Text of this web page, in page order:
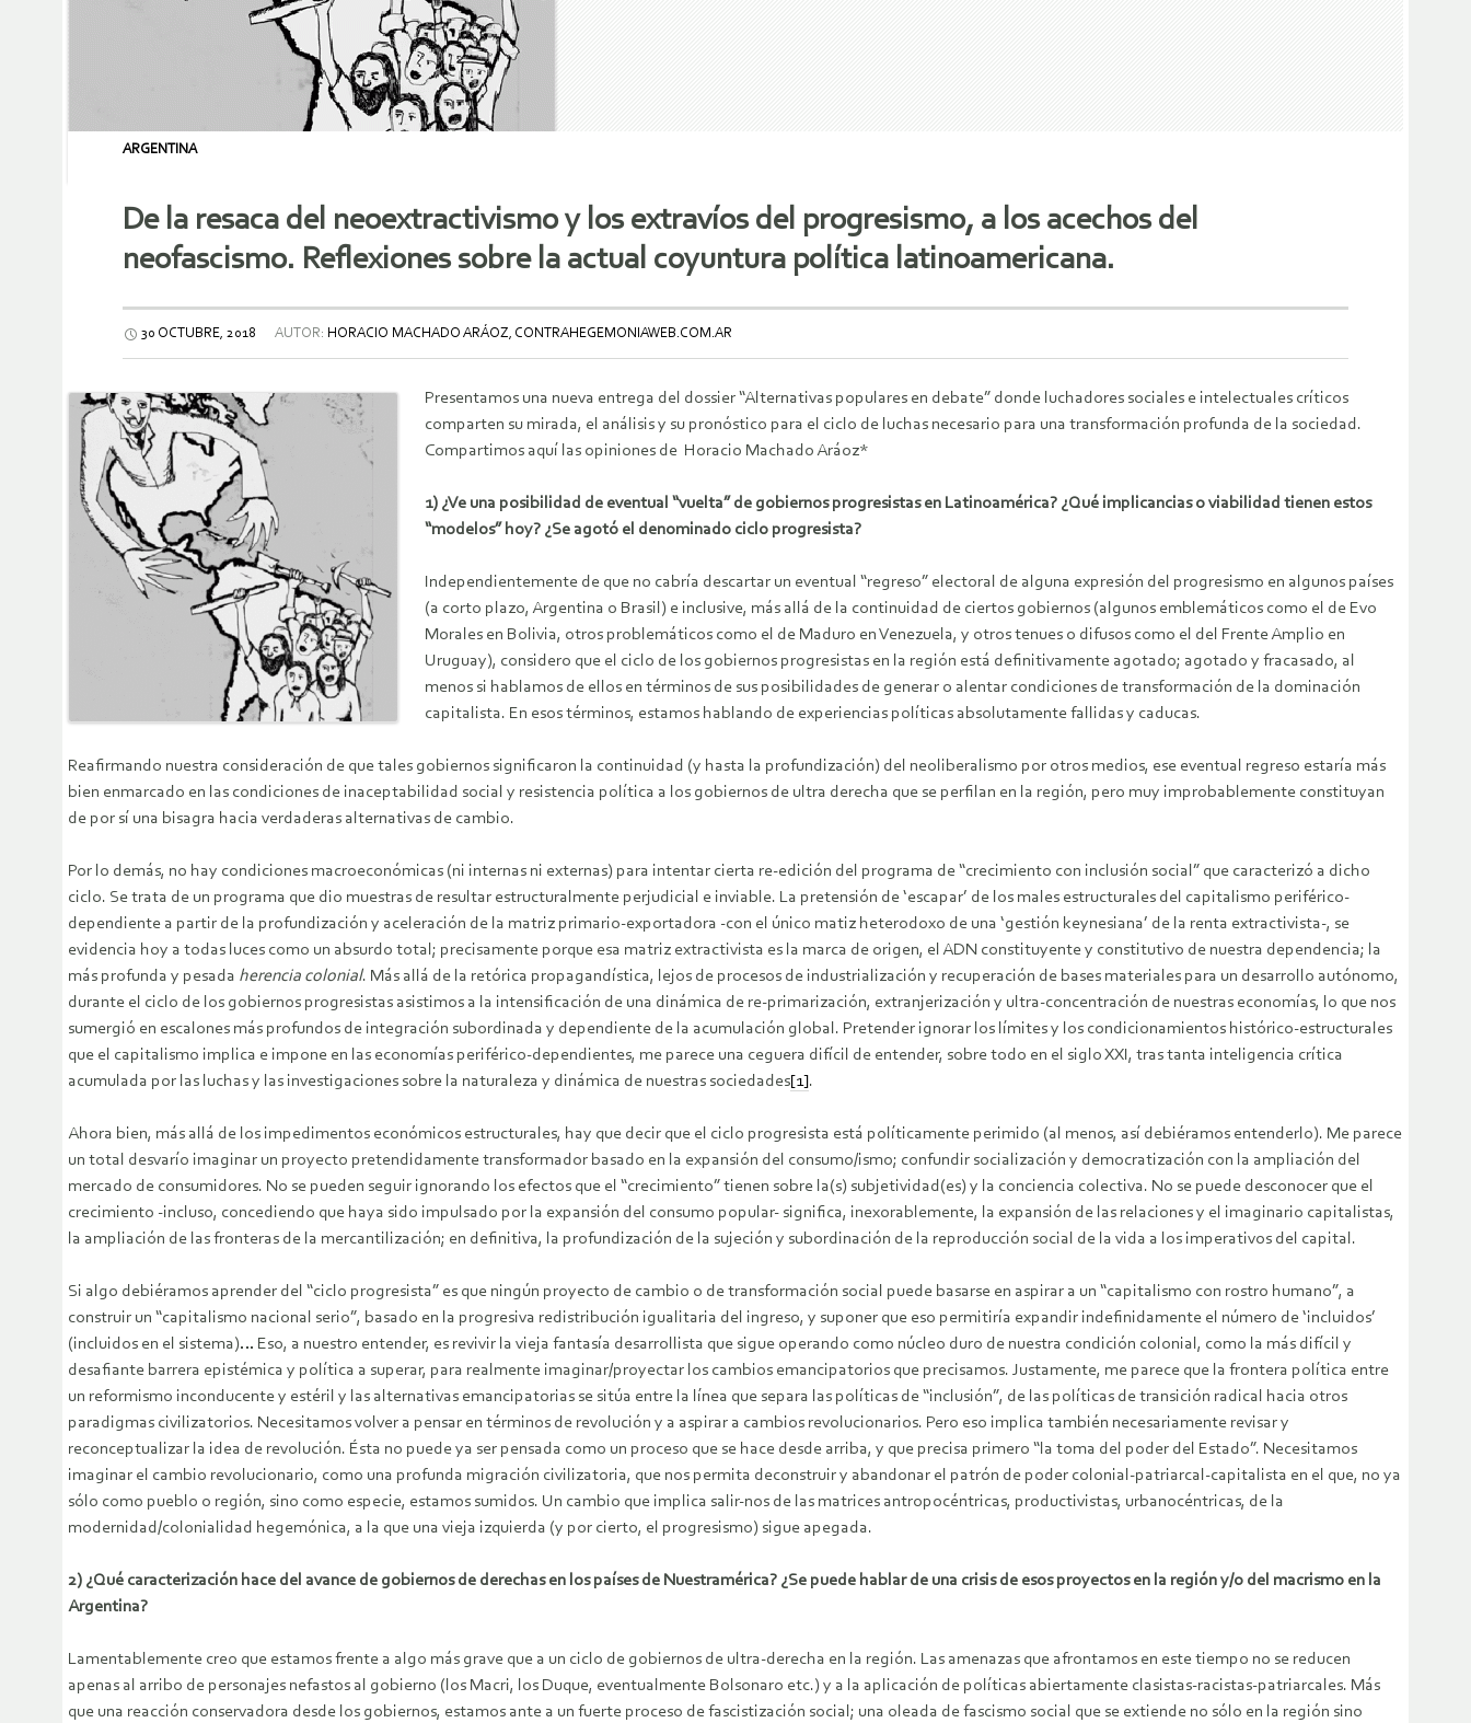
ARGENTINA
De la resaca del neoextractivismo y los extravíos del progresismo, a los acechos del
neofascismo. Reflexiones sobre la actual coyuntura política latinoamericana.
30 OCTUBRE, 2018 AUTOR: HORACIO MACHADO ARÁOZ, CONTRAHEGEMONIAWEB.COM.AR
Presentamos una nueva entrega del dossier “Alternativas populares en debate” donde luchadores sociales e intelectuales críticos
comparten su mirada, el análisis y su pronóstico para el ciclo de luchas necesario para una transformación profunda de la sociedad.
Compartimos aquí las opiniones de Horacio Machado Aráoz*
1) ¿Ve una posibilidad de eventual “vuelta” de gobiernos progresistas en Latinoamérica? ¿Qué implicancias o viabilidad tienen estos
“modelos” hoy? ¿Se agotó el denominado ciclo progresista?
Independientemente de que no cabría descartar un eventual “regreso” electoral de alguna expresión del progresismo en algunos países
(a corto plazo, Argentina o Brasil) e inclusive, más allá de la continuidad de ciertos gobiernos (algunos emblemáticos como el de Evo
Morales en Bolivia, otros problemáticos como el de Maduro en Venezuela, y otros tenues o difusos como el del Frente Amplio en
Uruguay), considero que el ciclo de los gobiernos progresistas en la región está definitivamente agotado; agotado y fracasado, al
menos si hablamos de ellos en términos de sus posibilidades de generar o alentar condiciones de transformación de la dominación
capitalista. En esos términos, estamos hablando de experiencias políticas absolutamente fallidas y caducas.
Reafirmando nuestra consideración de que tales gobiernos significaron la continuidad (y hasta la profundización) del neoliberalismo por otros medios, ese eventual regreso estaría más
bien enmarcado en las condiciones de inaceptabilidad social y resistencia política a los gobiernos de ultra derecha que se perfilan en la región, pero muy improbablemente constituyan
de por sí una bisagra hacia verdaderas alternativas de cambio.
Por lo demás, no hay condiciones macroeconómicas (ni internas ni externas) para intentar cierta re-edición del programa de “crecimiento con inclusión social” que caracterizó a dicho
ciclo. Se trata de un programa que dio muestras de resultar estructuralmente perjudicial e inviable. La pretensión de ‘escapar’ de los males estructurales del capitalismo periférico-
dependiente a partir de la profundización y aceleración de la matriz primario-exportadora -con el único matiz heterodoxo de una ‘gestión keynesiana’ de la renta extractivista-, se
evidencia hoy a todas luces como un absurdo total; precisamente porque esa matriz extractivista es la marca de origen, el ADN constituyente y constitutivo de nuestra dependencia; la
más profunda y pesada herencia colonial. Más allá de la retórica propagandística, lejos de procesos de industrialización y recuperación de bases materiales para un desarrollo autónomo,
durante el ciclo de los gobiernos progresistas asistimos a la intensificación de una dinámica de re-primarización, extranjerización y ultra-concentración de nuestras economías, lo que nos
sumergió en escalones más profundos de integración subordinada y dependiente de la acumulación global. Pretender ignorar los límites y los condicionamientos histórico-estructurales
que el capitalismo implica e impone en las economías periférico-dependientes, me parece una ceguera difícil de entender, sobre todo en el siglo XXI, tras tanta inteligencia crítica
acumulada por las luchas y las investigaciones sobre la naturaleza y dinámica de nuestras sociedades[1].
Ahora bien, más allá de los impedimentos económicos estructurales, hay que decir que el ciclo progresista está políticamente perimido (al menos, así debiéramos entenderlo). Me parece
un total desvarío imaginar un proyecto pretendidamente transformador basado en la expansión del consumo/ismo; confundir socialización y democratización con la ampliación del
mercado de consumidores. No se pueden seguir ignorando los efectos que el “crecimiento” tienen sobre la(s) subjetividad(es) y la conciencia colectiva. No se puede desconocer que el
crecimiento -incluso, concediendo que haya sido impulsado por la expansión del consumo popular- significa, inexorablemente, la expansión de las relaciones y el imaginario capitalistas,
la ampliación de las fronteras de la mercantilización; en definitiva, la profundización de la sujeción y subordinación de la reproducción social de la vida a los imperativos del capital.
Si algo debiéramos aprender del “ciclo progresista” es que ningún proyecto de cambio o de transformación social puede basarse en aspirar a un “capitalismo con rostro humano”, a
construir un “capitalismo nacional serio”, basado en la progresiva redistribución igualitaria del ingreso, y suponer que eso permitiría expandir indefinidamente el número de ‘incluidos’
(incluidos en el sistema)… Eso, a nuestro entender, es revivir la vieja fantasía desarrollista que sigue operando como núcleo duro de nuestra condición colonial, como la más difícil y
desafiante barrera epistémica y política a superar, para realmente imaginar/proyectar los cambios emancipatorios que precisamos. Justamente, me parece que la frontera política entre
un reformismo inconducente y estéril y las alternativas emancipatorias se sitúa entre la línea que separa las políticas de “inclusión”, de las políticas de transición radical hacia otros
paradigmas civilizatorios. Necesitamos volver a pensar en términos de revolución y a aspirar a cambios revolucionarios. Pero eso implica también necesariamente revisar y
reconceptualizar la idea de revolución. Ésta no puede ya ser pensada como un proceso que se hace desde arriba, y que precisa primero “la toma del poder del Estado”. Necesitamos
imaginar el cambio revolucionario, como una profunda migración civilizatoria, que nos permita deconstruir y abandonar el patrón de poder colonial-patriarcal-capitalista en el que, no ya
sólo como pueblo o región, sino como especie, estamos sumidos. Un cambio que implica salir-nos de las matrices antropocéntricas, productivistas, urbanocéntricas, de la
modernidad/colonialidad hegemónica, a la que una vieja izquierda (y por cierto, el progresismo) sigue apegada.
2) ¿Qué caracterización hace del avance de gobiernos de derechas en los países de Nuestramérica? ¿Se puede hablar de una crisis de esos proyectos en la región y/o del macrismo en la
Argentina?
Lamentablemente creo que estamos frente a algo más grave que a un ciclo de gobiernos de ultra-derecha en la región. Las amenazas que afrontamos en este tiempo no se reducen
apenas al arribo de personajes nefastos al gobierno (los Macri, los Duque, eventualmente Bolsonaro etc.) y a la aplicación de políticas abiertamente clasistas-racistas-patriarcales. Más
que una reacción conservadora desde los gobiernos, estamos ante a un fuerte proceso de fascistización social; una oleada de fascismo social que se extiende no sólo en la región sino